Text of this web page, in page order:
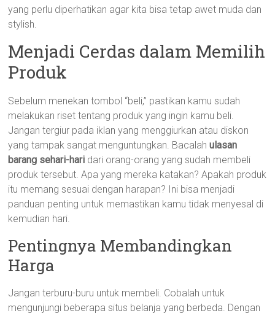
yang perlu diperhatikan agar kita bisa tetap awet muda dan
stylish.
Menjadi Cerdas dalam Memilih
Produk
Sebelum menekan tombol “beli,” pastikan kamu sudah
melakukan riset tentang produk yang ingin kamu beli.
Jangan tergiur pada iklan yang menggiurkan atau diskon
yang tampak sangat menguntungkan. Bacalahulasan
barang sehari-hari dari orang-orang yang sudah membeli
produk tersebut. Apa yang mereka katakan? Apakah produk
itu memang sesuai dengan harapan? Ini bisa menjadi
panduan penting untuk memastikan kamu tidak menyesal di
kemudian hari.
Pentingnya Membandingkan
Harga
Jangan terburu-buru untuk membeli. Cobalah untuk
mengunjungi beberapa situs belanja yang berbeda. Dengan